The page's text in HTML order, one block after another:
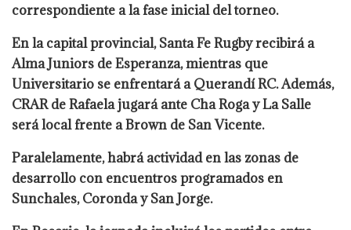
correspondiente a la fase inicial del torneo.
En la capital provincial, Santa Fe Rugby recibirá a
Alma Juniors de Esperanza, mientras que
Universitario se enfrentará a Querandí RC. Además,
CRAR de Rafaela jugará ante Cha Roga y La Salle
será local frente a Brown de San Vicente.
Paralelamente, habrá actividad en las zonas de
desarrollo con encuentros programados en
Sunchales, Coronda y San Jorge.